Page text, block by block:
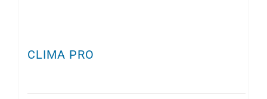
CLIMA PRO